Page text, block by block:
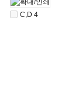
C,D 4